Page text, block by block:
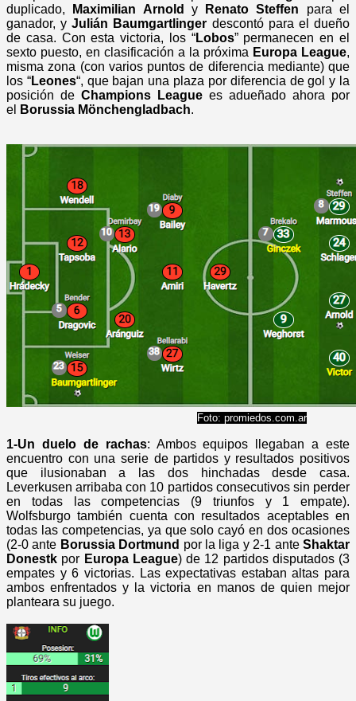
duplicado,
Maximilian Arnold y Renato Steffen para el
ganador, yJulián Baumgartlinger descontó para el dueño
de casa. Con esta victoria, los “Lobos” permanecen en el
sexto puesto, en clasificación a la próxima Europa League,
misma zona (con varios puntos de diferencia mediante) que
los “Leones“, que bajan una plaza por diferencia de gol y la
posición de Champions League es adueñado ahora por
el
Borussia Mönchengladbach.
Foto: promiedos.com.ar
1-Un duelo de rachas: Ambos equipos llegaban a este
encuentro con una serie de partidos y resultados positivos
que ilusionaban a las dos hinchadas desde casa.
Leverkusen arribaba con 10 partidos consecutivos sin perder
en todas las competencias (9 triunfos y 1 empate).
Wolfsburgo también cuenta con resultados aceptables en
todas las competencias, ya que solo cayó en dos ocasiones
(2-0 ante Borussia Dortmund por la liga y 2-1 anteShaktar
Donestk por Europa League) de 12 partidos disputados (3
empates y 6 victorias. Las expectativas estaban altas para
ambos enfrentados y la victoria en manos de quien mejor
planteara su juego.